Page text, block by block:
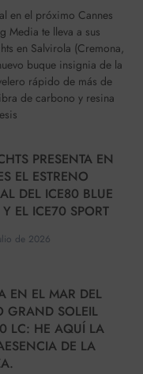
en el próximo Cannes
Media te lleva a sus
en Salvirola (Cremona,
buque insignia de la
rápido de más de
de carbono y resina
de 2026
PRESENTA EN
EL ESTRENO
DEL ICE80 BLUE
Y EL ICE70 SPORT
EN EL MAR DEL
GRAND SOLEIL
LC: HE AQUÍ LA
DE LA